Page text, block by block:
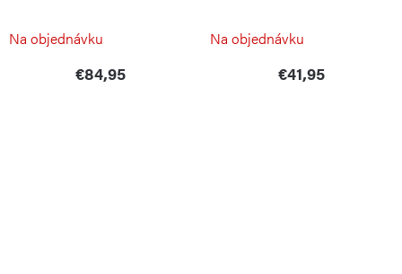
Na objednávku
€84,95
Na objednávku
€41,95